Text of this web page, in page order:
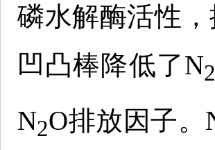
磷水解酶活性
凹凸棒降低了N2
N2O排放因子。